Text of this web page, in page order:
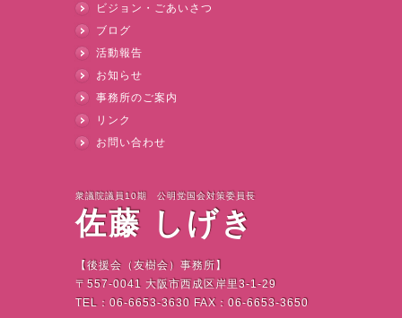
ビジョン・ごあいさつ
ブログ
活動報告
お知らせ
事務所のご案内
リンク
お問い合わせ
衆議院議員10期 公明党国会対策委員長
佐藤 しげき
【後援会（友樹会）事務所】
〒 557-0041 大阪市西成区岸里3-1-29
TEL ： 06-6653-3630 FAX ： 06-6653-3650